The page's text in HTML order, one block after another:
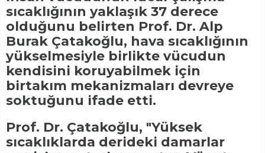
sıcaklığının yaklaşık 37 derece
olduğunu belirten Prof. Dr. Alp
Burak Çatakoğlu, hava sıcaklığının
yükselmesiyle birlikte vücudun
kendisini koruyabilmek için
birtakım mekanizmaları devreye
soktuğunu ifade etti.
Prof. Dr. Çatakoğlu, "Yüksek
sıcaklıklarda derideki damarlar